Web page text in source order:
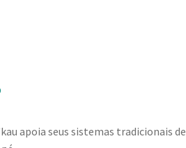
apoia seus sistemas tradicionais de